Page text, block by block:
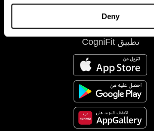
Deny
تطبيق CogniFit